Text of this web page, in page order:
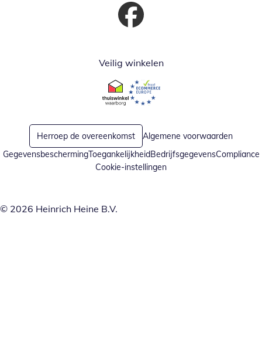
Opent in nieuw venster
Veilig winkelen
Opent in nieuw venster
Opent in nieuw venster
Herroep de overeenkomst
Algemene voorwaarden
GegevensbeschermingToegankelijkheidBedrijfsgegevensCompliance
Cookie-instellingen
© 2026 Heinrich Heine B.V.